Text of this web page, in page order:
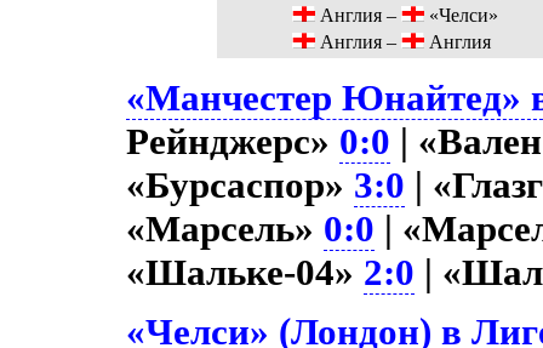
Англия –
«Челси»
Англия –
Англия
«Манчестер Юнайтед»
Рейнджерс» 0:0 |
«Бурсаспор» 3:0 |
«Марсель» 0:0 |
«Шальке-04» 2:0 |
«Челси» (Лондон) в